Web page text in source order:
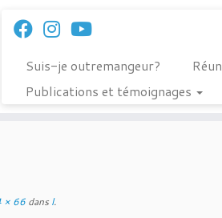
Suis-je outremangeur?
Publications et témoignages
× 66 dans l.